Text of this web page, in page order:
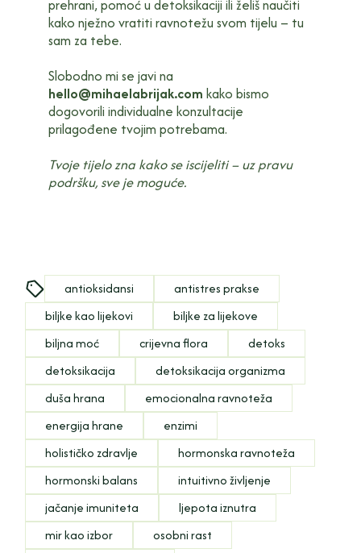
prehrani, pomoć u detoksikaciji ili želiš naučiti
kako nježno vratiti ravnotežu svom tijelu – tu
sam za tebe.
Slobodno mi se javi na
hello@mihaelabrijak.com kako bismo
dogovorili individualne konzultacije
prilagođene tvojim potrebama.
Tvoje tijelo zna kako se iscijeliti – uz pravu
podršku, sve je moguće.
antioksidansi
antistres prakse
biljke kao lijekovi
biljke za lijekove
biljna moć
crijevna flora
detoks
detoksikacija
detoksikacija organizma
duša hrana
emocionalna ravnoteža
energija hrane
enzimi
holističko zdravlje
hormonska ravnoteža
hormonski balans
intuitivno življenje
jačanje imuniteta
ljepota iznutra
mir kao izbor
osobni rast